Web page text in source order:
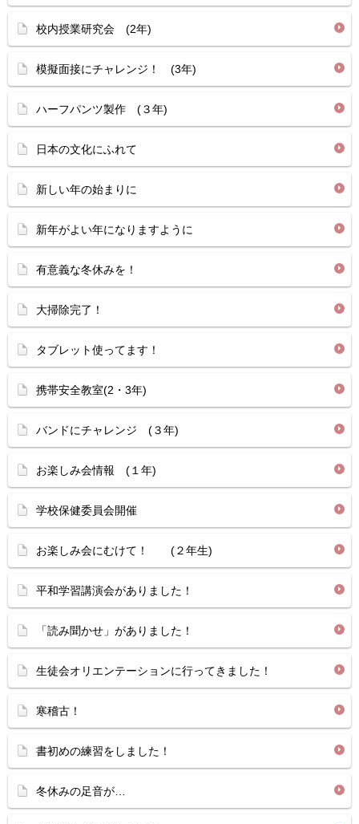
校内授業研究会 (2年)
模擬面接にチャレンジ！ (3年)
ハーフパンツ製作 (３年)
日本の文化にふれて
新しい年の始まりに
新年がよい年になりますように
有意義な冬休みを！
大掃除完了！
タブレット使ってます！
携帯安全教室(2・3年)
バンドにチャレンジ (３年)
お楽しみ会情報 (１年)
学校保健委員会開催
お楽しみ会にむけて！ (２年生)
平和学習講演会がありました！
「読み聞かせ」がありました！
生徒会オリエンテーションに行ってきました！
寒稽古！
書初めの練習をしました！
冬休みの足音が…